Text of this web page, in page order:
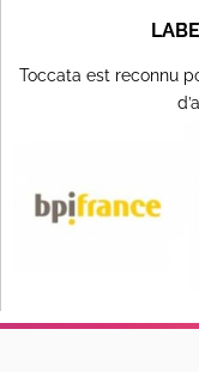
Toccata est reconnu